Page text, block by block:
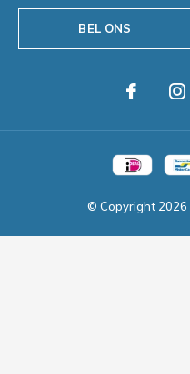
BEL ONS
© Copyright 2026